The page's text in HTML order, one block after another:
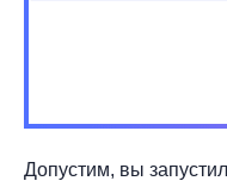
Допустим, вы